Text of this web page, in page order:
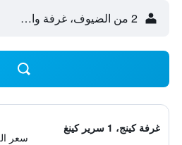
2 من الضيوف، غرفة واحدة
غرفة كينج، 1 سرير كينغ
سعر